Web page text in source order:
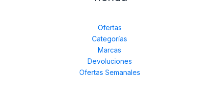
Ofertas
Categorías
Marcas
Devoluciones
Ofertas Semanales